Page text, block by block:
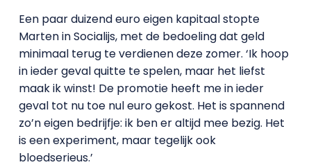
Een paar duizend euro eigen kapitaal stopte
Marten in Socialijs, met de bedoeling dat geld
minimaal terug te verdienen deze zomer. ‘Ik hoop
in ieder geval quitte te spelen, maar het liefst
maak ik winst! De promotie heeft me in ieder
geval tot nu toe nul euro gekost. Het is spannend
zo’n eigen bedrijfje: ik ben er altijd mee bezig. Het
is een experiment, maar tegelijk ook
bloedserieus.’